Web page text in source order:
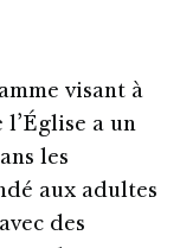
visant à
l’Église a un
les
aux adultes
des